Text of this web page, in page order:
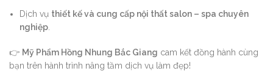
Dịch vụ thiết kế và cung cấp nội thất salon – spa chuyên
nghiệp
👉 Mỹ Phẩm Hồng Nhung Bắc Giang cam kết đồng hành cùng
bạn trên hành trình nâng tầm dịch vụ làm đẹp!